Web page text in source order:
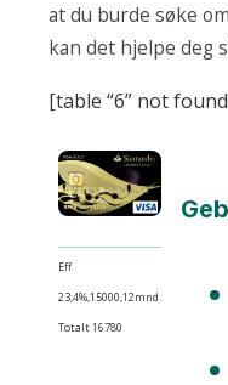
at du burde søke
kan det hjelpe deg
[table “6” not
Eff
23,4%,15000,12mnd.
Totalt 16780